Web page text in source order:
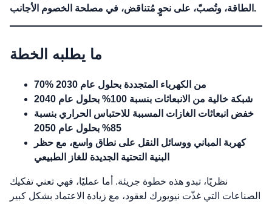
الطاقة، وتُصبّ، على نحوٍ مُتناقض، في مصلحة الخصوم الأجانب.
ما يطلبه الخطة
70% من الكهرباء المتجددة بحلول عام 2030
شبكة خالية من الانبعاثات بنسبة 100% بحلول عام 2040
خفض انبعاثات الغازات المسببة للاحتباس الحراري بنسبة
85% بحلول عام 2050
كهربة المباني ووسائل النقل على نطاق واسع، مع حظر
البنية التحتية الجديدة للغاز الطبيعي
نظريًا، تبدو هذه خطوة جريئة. أما عمليًا، فهي تعني تفكيك
الصناعات التي غذّت نيويورك لعقود، مع زيادة الاعتماد بشكل كبير